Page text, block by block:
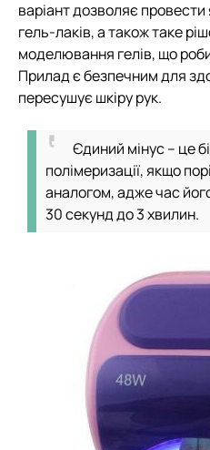
варіант дозволяє
гель-лаків, а також таке
моделювання гелів, що
Прилад є безпечним для
пересушує шкіру рук.
Єдиний мінус – це
полімеризації, якщо
аналогом, адже час
30 секунд до 3 хвилин.